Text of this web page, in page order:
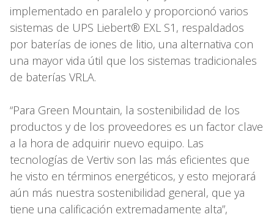
implementado en paralelo y proporcionó varios
sistemas de UPS Liebert® EXL S1, respaldados
por baterías de iones de litio, una alternativa con
una mayor vida útil que los sistemas tradicionales
de baterías VRLA.
“Para Green Mountain, la sostenibilidad de los
productos y de los proveedores es un factor clave
a la hora de adquirir nuevo equipo. Las
tecnologías de Vertiv son las más eficientes que
he visto en términos energéticos, y esto mejorará
aún más nuestra sostenibilidad general, que ya
tiene una calificación extremadamente alta”,